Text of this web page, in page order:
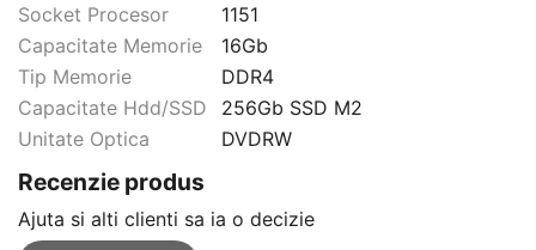
Socket Procesor
1151
Capacitate Memorie
16Gb
Tip Memorie
DDR4
Capacitate Hdd/SSD
256Gb SSD M2
Unitate Optica
DVDRW
Recenzie produs
Ajuta si alti clienti sa ia o decizie